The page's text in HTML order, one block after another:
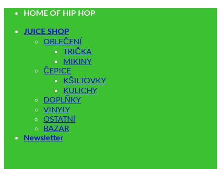
Přeskočit
obsah
HOME OF HIP HOP
JUICE SHOP
OBLEČENÍ
TRIČKA
MIKINY
ČEPICE
KŠILTOVKY
KULICHY
DOPLŇKY
VINYLY
OSTATNÍ
BAZAR
Newsletter